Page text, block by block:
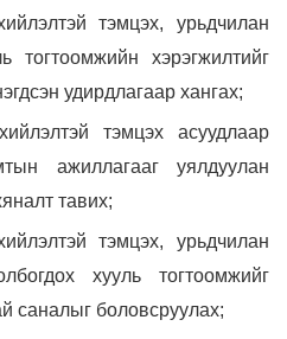
тэмцэх, урьдчилан
тогтоомжийн хэрэгжилтийг
удирдлагаар хангах;
тэмцэх асуудлаар
ажиллагааг уялдуулан
тавих;
тэмцэх, урьдчилан
хууль тогтоомжийг
саналыг боловсруулах;